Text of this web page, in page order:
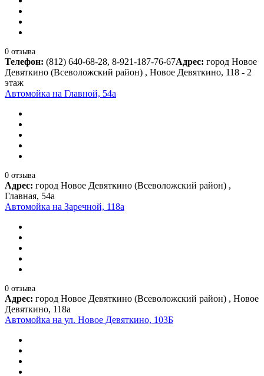
0 отзыва
Телефон: (812) 640-68-28, 8-921-187-76-67Адрес: город Новое
Девяткино (Всеволожский район) , Новое Девяткино, 118 - 2
этаж
Автомойка на Главной, 54а
0 отзыва
Адрес: город Новое Девяткино (Всеволожский район) ,
Главная, 54а
Автомойка на Заречной, 118а
0 отзыва
Адрес: город Новое Девяткино (Всеволожский район) , Новое
Девяткино, 118а
Автомойка на ул. Новое Девяткино, 103Б